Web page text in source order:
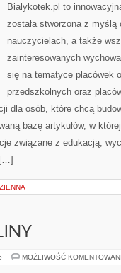
Bialykotek.pl to
została stworzona z
nauczycielach, a także
zainteresowanych
się na tematyce placówek
przedszkolnych oraz
dla osób, które chcą
bazę artykułów, w
związane z edukacją,
MOŻLIWOŚĆ